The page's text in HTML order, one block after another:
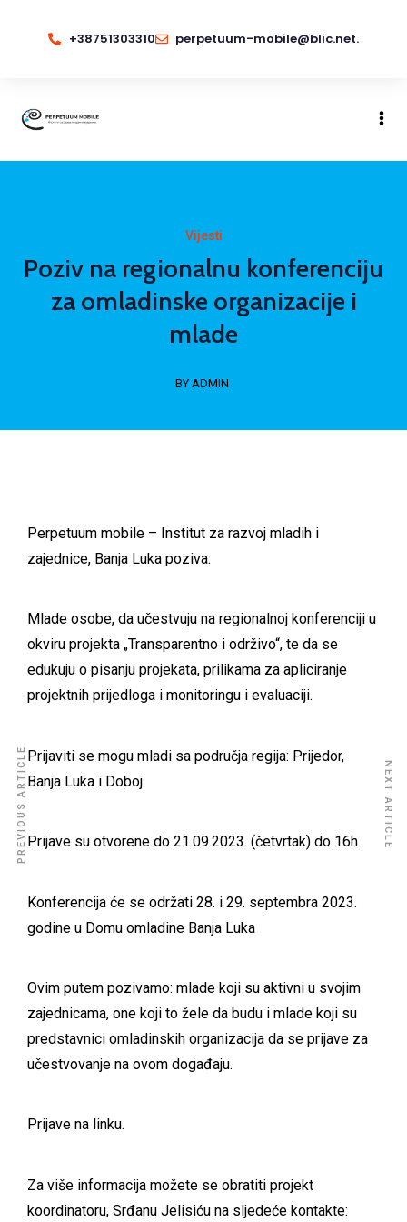
+38751303310 perpetuum-mobile@blic.net.
Vijesti
Poziv na regionalnu konferenciju
za omladinske organizacije i
mlade
BY ADMIN
Perpetuum mobile – Institut za razvoj mladih i
zajednice, Banja Luka poziva:
Mlade osobe, da učestvuju na regionalnoj konferenciji u
okviru projekta „Transparentno i održivo“, te da se
edukuju o pisanju projekata, prilikama za apliciranje
projektnih prijedloga i monitoringu i evaluaciji.
Prijaviti se mogu mladi sa područja regija: Prijedor,
Banja Luka i Doboj.
Prijave su otvorene do 21.09.2023. (četvrtak) do 16h
Konferencija će se održati 28. i 29. septembra 2023.
godine u Domu omladine Banja Luka
Ovim putem pozivamo: mlade koji su aktivni u svojim
zajednicama, one koji to žele da budu i mlade koji su
predstavnici omladinskih organizacija da se prijave za
učestvovanje na ovom događaju.
Prijave na linku.
Za više informacija možete se obratiti projekt
koordinatoru, Srđanu Jelisiću na sljedeće kontakte:
PREVIOUS ARTICLE NEXT ARTICLE